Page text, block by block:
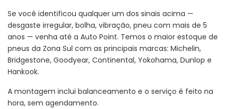
Se você identificou qualquer um dos sinais acima —
desgaste irregular, bolha, vibração, pneu com mais de 5
anos — venha até a Auto Point. Temos o maior estoque de
pneus da Zona Sul com as principais marcas: Michelin,
Bridgestone, Goodyear, Continental, Yokohama, Dunlop e
Hankook.
A montagem inclui balanceamento e o serviço é feito na
hora, sem agendamento.